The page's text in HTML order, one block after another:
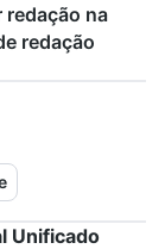
redação na
redação
Unificado